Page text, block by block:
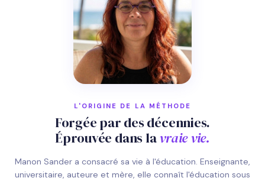
L'ORIGINE DE LA MÉTHODE
Forgée par des décennies.
Éprouvée dans lavraie vie.
Manon Sander a consacré sa vie à l'éducation. Enseignante,
universitaire, auteure et mère, elle connaît l'éducation sous